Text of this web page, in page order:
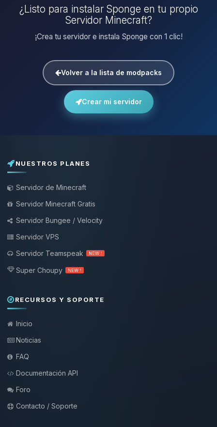
¿Listo para instalar Sponge en tu propio
Servidor Minecraft?
¡Crea tu servidor e instala Sponge con 1 clic!
Volver a la lista de modpacks
Crear mi servidor
NUESTROS PLANES
Servidor de Minecraft
Servidor Minecraft Gratis
Servidor Bungee / Velocity
Servidor VPS
Servidor Teamspeak
NEW !
Super Choupy NEW !
RECURSOS Y SOPORTE
Inicio
Noticias
FAQ
Documentación API
Foro
Contacto / Soporte